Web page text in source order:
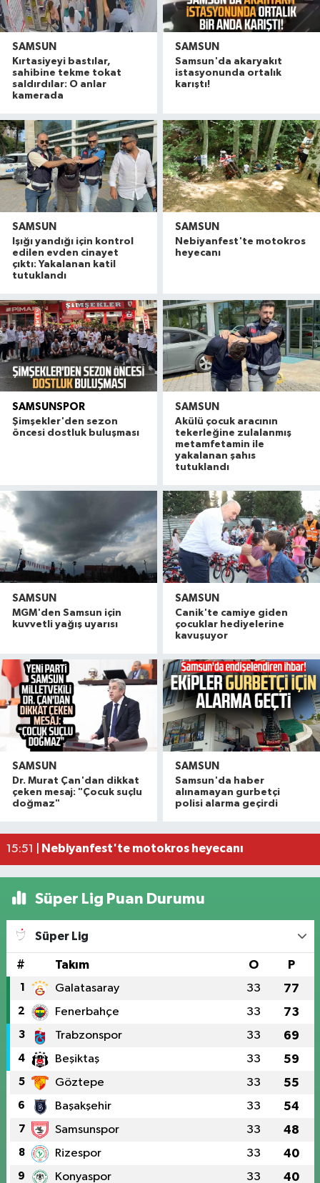
SAMSUN
Kırtasiyeyi bastılar,
sahibine tekme tokat
saldırdılar: O anlar
kamerada
SAMSUN
Samsun'da akaryakıt
istasyonunda ortalık
karıştı!
SAMSUN
Işığı yandığı için kontrol
edilen evden cinayet
çıktı: Yakalanan katil
tutuklandı
SAMSUN
Nebiyanfest'te motokros
heyecanı
SAMSUNSPOR
Şimşekler'den sezon
öncesi dostluk buluşması
SAMSUN
Akülü çocuk aracının
tekerleğine zulalanmış
metamfetamin ile
yakalanan şahıs
tutuklandı
SAMSUN
MGM'den Samsun için
kuvvetli yağış uyarısı
SAMSUN
Canik'te camiye giden
çocuklar hediyelerine
kavuşuyor
SAMSUN
Dr. Murat Çan'dan dikkat
çeken mesaj: "Çocuk suçlu
doğmaz"
SAMSUN
Samsun'da haber
alınamayan gurbetçi
polisi alarma geçirdi
17:50 |Kırtasiyeyi bastılar, sahibine tekme tokat
17:44 | Samsun'da akaryakıt istasyonunda ortalık
17:22 | Işığı yandığı için kontrol edilen evden cinayet
15:20 |Şimşekler'den sezon öncesi dostluk buluşması
Süper Lig Puan Durumu
Süper Lig
# Takım O P
1 Galatasaray 33 77
2 Fenerbahçe 33 73
3 Trabzonspor 33 69
4 Beşiktaş 33 59
5 Göztepe 33 55
6 Başakşehir 33 54
7 Samsunspor 33 48
8 Rizespor 33 40
9 Konyaspor 33 40